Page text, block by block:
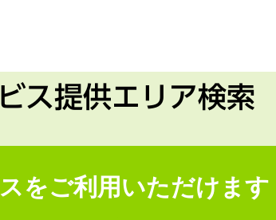
ス提供エリア検索
をご利用いただけます